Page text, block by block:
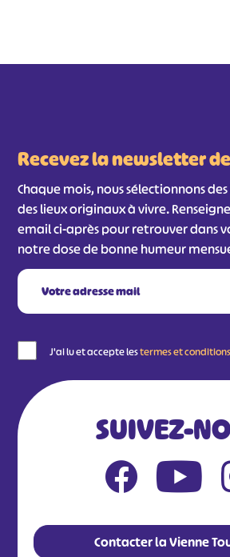
Recevez la newsletter
Chaque mois, nous sélectionnons
des lieux originaux à vivre.
email ci-après pour retrouver dans
notre dose de bonne humeur
J'ai lu et accepte lestermes et conditions
SUIVEZ-
Contacter la Vienne